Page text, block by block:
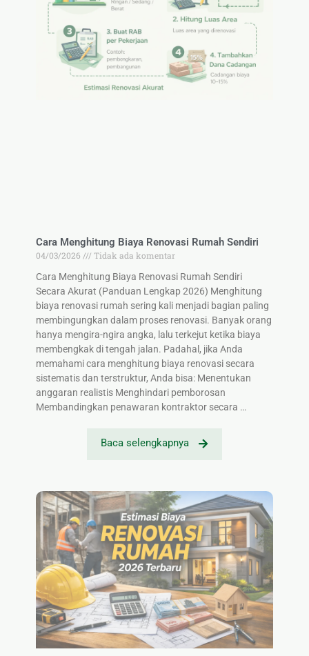
Cara Menghitung Biaya Renovasi Rumah Sendiri
04/03/2026
Tidak ada komentar
Cara Menghitung Biaya Renovasi Rumah Sendiri
Secara Akurat (Panduan Lengkap 2026) Menghitung
biaya renovasi rumah sering kali menjadi bagian paling
membingungkan dalam proses renovasi. Banyak orang
hanya mengira-ngira angka, lalu terkejut ketika biaya
membengkak di tengah jalan. Padahal, jika Anda
memahami cara menghitung biaya renovasi secara
sistematis dan terstruktur, Anda bisa: Menentukan
anggaran realistis Menghindari pemborosan
Membandingkan penawaran kontraktor secara …
Baca selengkapnya